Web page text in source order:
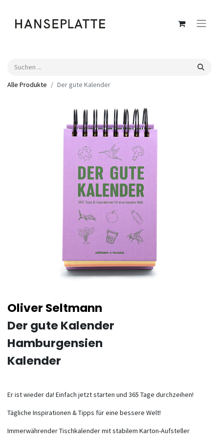
Alle Produkte Der gute Kalender
Oliver Seltmann
Der gute Kalender
Hamburgensien
Kalender
Er ist wieder da! Einfach jetzt starten und 365 Tage durchzeihen!
Tägliche Inspirationen & Tipps für eine bessere Welt!
Immerwährender Tischkalender mit stabilem Karton-Aufsteller